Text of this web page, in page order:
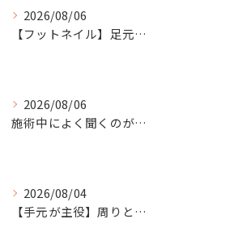
2026/08/06
【フットネイル】足元がパッと映える！ホワイトワンカラーネイル
2026/08/06
施術中によく聞くのが…
2026/08/04
【手元が主役】周りと差がつく！ターコイズ×シルバーラメのアクセントネイル